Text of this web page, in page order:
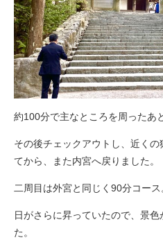
約100分で主なところを周ったあ
その後チェックアウトし、近く
てから、また内宮へ戻りました。
二周目は外宮と同じく90分コース
日がさらに昇っていたので、景
た。